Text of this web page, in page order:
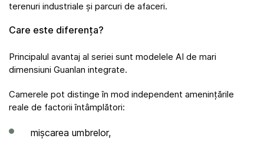
terenuri industriale și parcuri de afaceri.
Care este diferența?
Principalul avantaj al seriei sunt modelele AI de mari
dimensiuni Guanlan integrate.
Camerele pot distinge în mod independent amenințările
reale de factorii întâmplători:
mișcarea umbrelor,